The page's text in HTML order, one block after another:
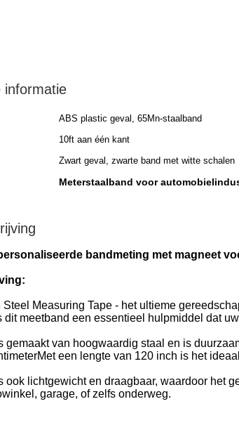
informatie
ABS plastic geval, 65Mn-staalband
10ft aan één kant
Zwart geval, zwarte band met witte schalen
Meterstaalband voor
bandmeting met magneet
Measuring Tape - het ultieme
dit meetband een essentieel hulpmiddel dat
gemaakt van hoogwaardig staal en is
een lengte van 120 inch is het
ook lichtgewicht en draagbaar, waardoor het
garage, of zelfs onderweg.